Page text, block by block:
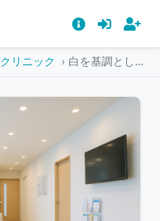
クリニック 白を基調とした明るく清潔感のある病院の待合室